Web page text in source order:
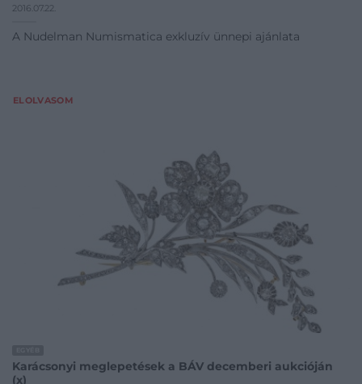
2016.07.22.
A Nudelman Numismatica exkluzív ünnepi ajánlata
ELOLVASOM
Karácsonyi meglepetések a BÁV decemberi aukcióján
(x)